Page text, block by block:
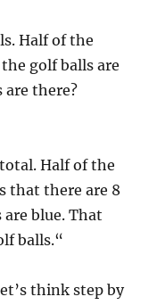
Half of the
golf balls are
are there?
Half of the
that there are 8
blue. That
balls.“
think step by